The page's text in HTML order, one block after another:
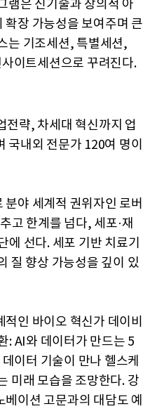
램은 신기술과 창의적 아
확장 가능성을 보여주며 큰
는 기조세션, 특별세션,
이트세션으로 꾸려진다.
전략, 차세대 혁신까지 업
국내외 전문가 120여 명이
야 세계적 권위자인 로버
고 한계를 넘다, 세포·재
에 선다. 세포 기반 치료기
질 향상 가능성을 깊이 있
인 바이오 혁신가 데이비
: AI와 데이터가 만드는 5
이터 기술이 만나 헬스케
미래 모습을 조망한다. 강
이션 고문과의 대담도 예